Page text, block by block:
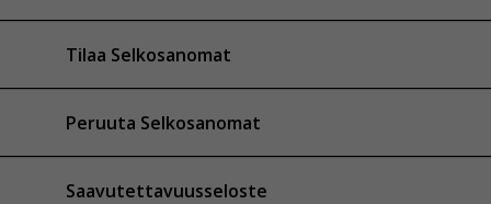
Tilaa Selkosanomat
Peruuta Selkosanomat
Saavutettavuusseloste